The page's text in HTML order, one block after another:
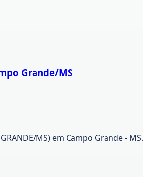
Grande/MS
GRANDE/MS) em Campo Grande - MS.